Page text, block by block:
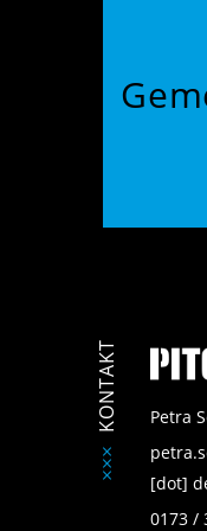
KONTAKT
Petra
[dot]
0173 /